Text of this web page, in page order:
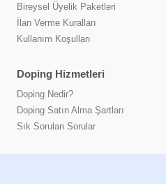
Bireysel Üyelik Paketleri
İlan Verme Kuralları
Kullanım Koşulları
Doping Hizmetleri
Doping Nedir?
Doping Satın Alma Şartları
Sık Sorulan Sorular